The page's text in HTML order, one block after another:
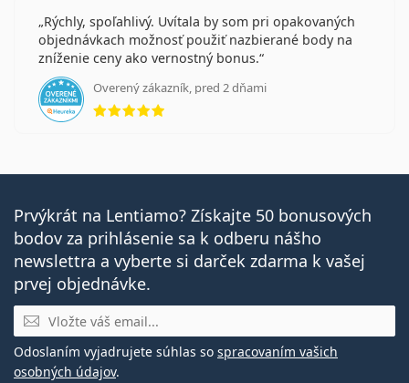
Rýchly, spoľahlivý. Uvítala by som pri opakovaných
objednávkach možnosť použiť nazbierané body na
zníženie ceny ako vernostný bonus.
Overený zákazník, pred 2 dňami
hodnotenie 5 z 5
Prvýkrát na Lentiamo? Získajte 50 bonusových
bodov za prihlásenie sa k odberu nášho
newslettra a vyberte si darček zdarma k vašej
prvej objednávke.
E-mail
Odoslaním vyjadrujete súhlas so spracovaním vašich
osobných údajov.